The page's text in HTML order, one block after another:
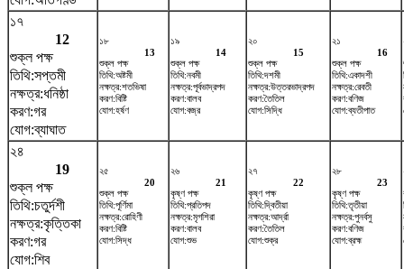
১৭
12
শুক্ল পক্ষ
তিথি:সপ্তমী
নক্ষত্র:ধনিষ্ঠা
করণ:গর
যোগ:ব্যাঘাত
১৮
13
শুক্ল পক্ষ
তিথি:অষ্টমী
নক্ষত্র:শতভিষ‌া
করণ:বিষ্টি
যোগ:হর্ষণ
১৯
14
শুক্ল পক্ষ
তিথি:নবমী
নক্ষত্র:পূর্বভাদ্রপদ
করণ:বালব
যোগ:বজ্র
২০
15
শুক্ল পক্ষ
তিথি:দশমী
নক্ষত্র:উত্তরভাদ্রপদ
করণ:তৈতিল
যোগ:সিদ্ধি
২১
16
শুক্ল পক্ষ
তিথি:একাদশী
নক্ষত্র:রেবতী
করণ:বণিজ
যোগ:ব্যতীপাত
২৪
19
শুক্ল পক্ষ
তিথি:চতুর্দশী
নক্ষত্র:কৃত্তিকা
করণ:গর
যোগ:শিব
২৫
20
শুক্ল পক্ষ
তিথি:পূর্ণিমা
নক্ষত্র:রোহিণী
করণ:বিষ্টি
যোগ:সিদ্ধ
২৬
21
কৃষ্ণ পক্ষ
তিথি:প্রতিপদ
নক্ষত্র:মৃগশিরা
করণ:বালব
যোগ:শুভ
২৭
22
কৃষ্ণ পক্ষ
তিথি:দ্বিতীয়া
নক্ষত্র:আর্দ্রা
করণ:তৈতিল
যোগ:শুক্র
২৮
23
কৃষ্ণ পক্ষ
তিথি:তৃতীয়া
নক্ষত্র:পুনর্বসু
করণ:বণিজ
যোগ:ব্রহ্ম